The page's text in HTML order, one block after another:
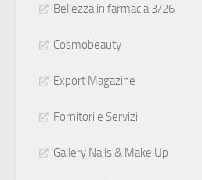
Bellezza in farmacia 3/26
Cosmobeauty
Export Magazine
Fornitori e Servizi
Gallery Nails & Make Up